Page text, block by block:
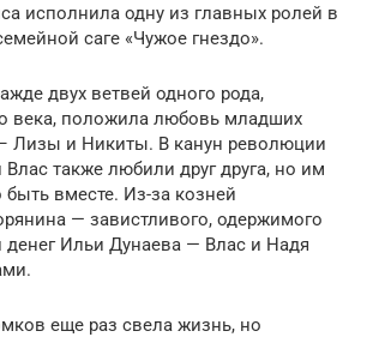
исполнила одну из главных ролей в
саге «Чужое гнездо».
двух ветвей одного рода,
века, положила любовь младших
Лизы и Никиты. В канун революции
также любили друг друга, но им
вместе. Из-за козней
— завистливого, одержимого
Ильи Дунаева — Влас и Надя
еще раз свела жизнь, но